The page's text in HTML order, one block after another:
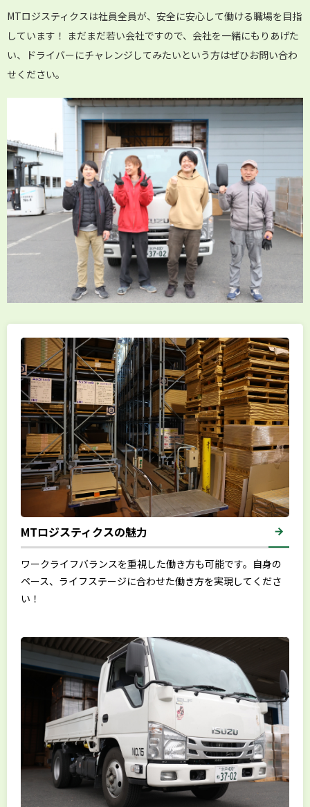
MTロジスティクスは社員全員が、安全に安心して働ける職場を目指
しています！ まだまだ若い会社ですので、会社を一緒にもりあげた
い、ドライバーにチャレンジしてみたいという方はぜひお問い合わ
せください。
MTロジスティクスの魅力
ワークライフバランスを重視した働き方も可能です。自身の
ペース、ライフステージに合わせた働き方を実現してくださ
い！